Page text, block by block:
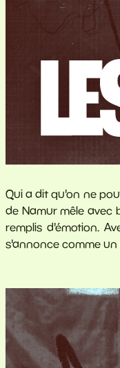
Qui a dit qu'on ne
de Namur mêle avec
remplis d'émotion.
s'annonce comme